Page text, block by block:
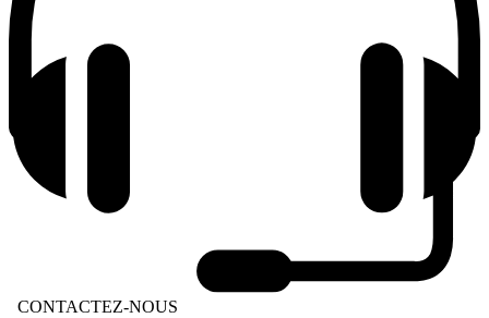
CONTACTEZ-NOUS